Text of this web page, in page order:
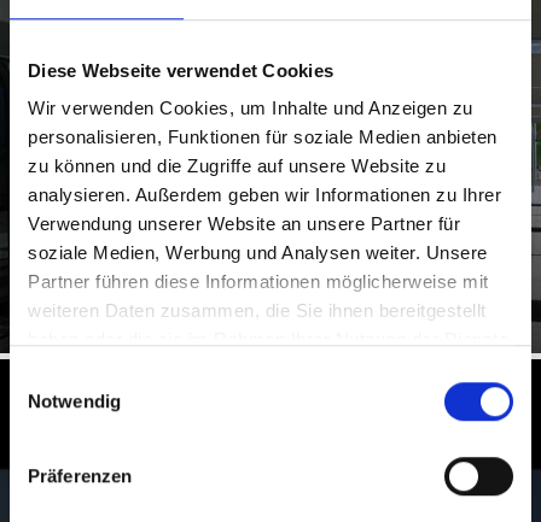
Diese Webseite verwendet Cookies
Wir verwenden Cookies, um Inhalte und Anzeigen zu
personalisieren, Funktionen für soziale Medien anbieten
zu können und die Zugriffe auf unsere Website zu
analysieren. Außerdem geben wir Informationen zu Ihrer
Verwendung unserer Website an unsere Partner für
soziale Medien, Werbung und Analysen weiter. Unsere
Partner führen diese Informationen möglicherweise mit
weiteren Daten zusammen, die Sie ihnen bereitgestellt
Notwendig
Präferenzen
ÖFFENTLICHE VERKEHRSMITTEL
Verbundsystem Südtirol Mobil zusammengeschlossen
und vereint die ...
Mehr erfahren
Winter im Vinschgau in Südtirol